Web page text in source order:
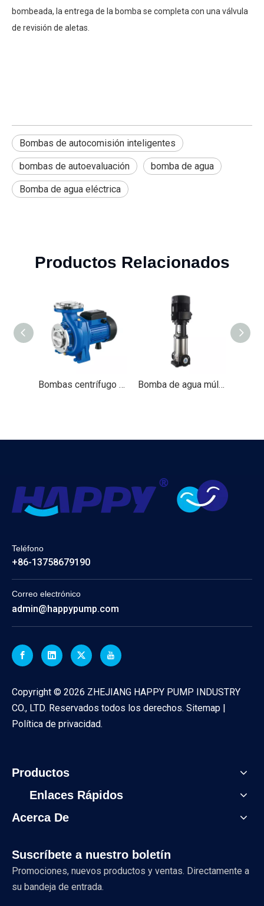
bombeada, la entrega de la bomba se completa con una válvula
de revisión de aletas.
Bombas de autocomisión inteligentes
bombas de autoevaluación bomba de agua
Bomba de agua eléctrica
Productos Relacionados
Bombas centrífugo （hnf） Bomba de agua múltiple vertical
Teléfono
+86-13758679190
Correo electrónico
admin@happypump.com
Copyright © 2026 ZHEJIANG HAPPY PUMP INDUSTRY
CO., LTD. Reservados todos los derechos. Sitemap |
Política de privacidad.
Productos
Enlaces Rápidos
Acerca De
Suscríbete a nuestro boletín
Promociones, nuevos productos y ventas. Directamente a
su bandeja de entrada.